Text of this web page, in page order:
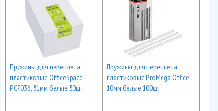
Пружины для переплета
пластиковые OfficeSpace
PC7036, 51мм белые 50шт
Пружины для переплета
пластиковые ProMega Office
10мм белые 100шт